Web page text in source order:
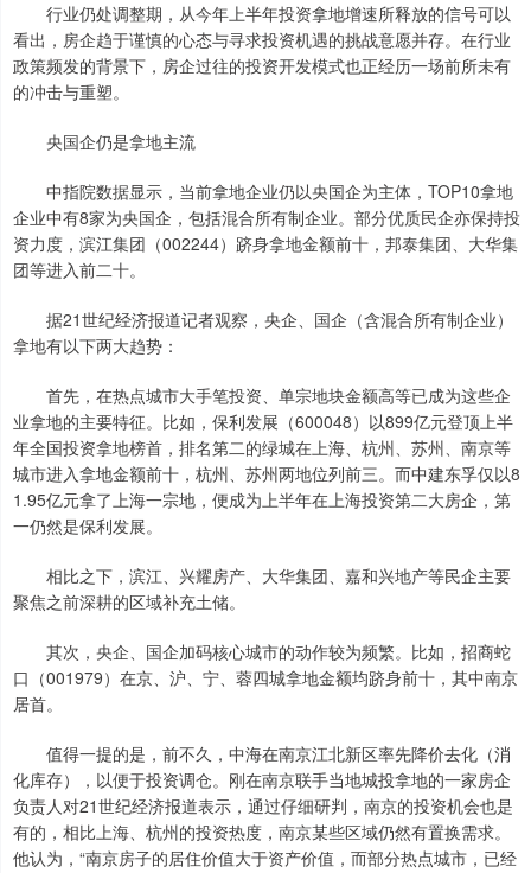
行业仍处调整期，从今年上半年投资拿地增速所释放的信号可以
看出，房企趋于谨慎的心态与寻求投资机遇的挑战意愿并存。在行业
政策频发的背景下，房企过往的投资开发模式也正经历一场前所未有
的冲击与重塑。
央国企仍是拿地主流
中指院数据显示，当前拿地企业仍以央国企为主体，TOP10拿地
企业中有8家为央国企，包括混合所有制企业。部分优质民企亦保持投
资力度，滨江集团（002244）跻身拿地金额前十，邦泰集团、大华集
团等进入前二十。
据21世纪经济报道记者观察，央企、国企（含混合所有制企业）
拿地有以下两大趋势：
首先，在热点城市大手笔投资、单宗地块金额高等已成为这些企
业拿地的主要特征。比如，保利发展（600048）以899亿元登顶上半
年全国投资拿地榜首，排名第二的绿城在上海、杭州、苏州、南京等
城市进入拿地金额前十，杭州、苏州两地位列前三。而中建东孚仅以8
1.95亿元拿了上海一宗地，便成为上半年在上海投资第二大房企，第
一仍然是保利发展。
相比之下，滨江、兴耀房产、大华集团、嘉和兴地产等民企主要
聚焦之前深耕的区域补充土储。
其次，央企、国企加码核心城市的动作较为频繁。比如，招商蛇
口（001979）在京、沪、宁、蓉四城拿地金额均跻身前十，其中南京
居首。
值得一提的是，前不久，中海在南京江北新区率先降价去化（消
化库存），以便于投资调仓。刚在南京联手当地城投拿地的一家房企
负责人对21世纪经济报道表示，通过仔细研判，南京的投资机会也是
有的，相比上海、杭州的投资热度，南京某些区域仍然有置换需求。
他认为，“南京房子的居住价值大于资产价值，而部分热点城市，已经